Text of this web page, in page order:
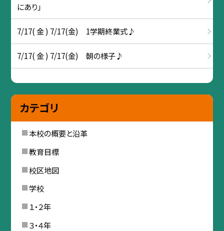
にあり」
7/17( 金 ) 7/17(金) 1学期終業式♪
7/17( 金 ) 7/17(金) 朝の様子♪
カテゴリ
本校の概要と沿革
教育目標
校区地図
学校
１・２年
３・４年